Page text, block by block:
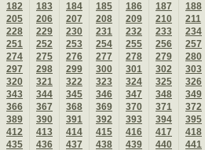
182
183 184 185 186 187 188
205
206 207 208 209 210 211
228
229 230 231 232 233 234
251
252 253 254 255 256 257
274
275 276 277 278 279 280
297
298 299 300 301 302 303
320
321 322 323 324 325 326
343
344 345 346 347 348 349
366
367 368 369 370 371 372
389
390 391 392 393 394 395
412
413 414 415 416 417 418
435
436 437 438 439 440 441